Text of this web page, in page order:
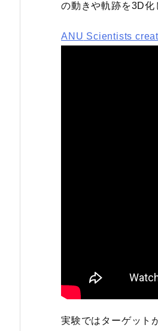
の動きや軌跡を3D化
ANU Scientists
実験ではターゲット